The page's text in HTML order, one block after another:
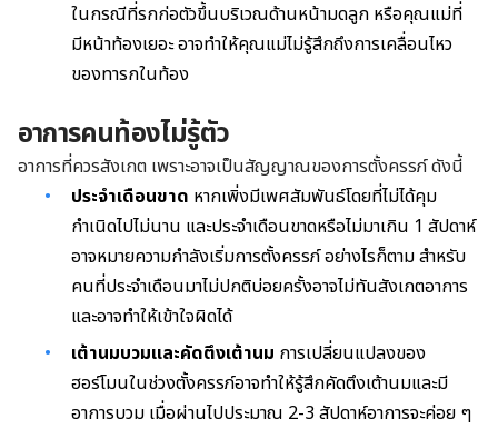
ในกรณีที่รกก่อตัวขึ้นบริเวณด้านหน้ามดลูก หรือคุณแม่ที่
มีหน้าท้องเยอะอาจทำให้คุณแม่ไม่รู้สึกถึงการเคลื่อนไหว
ของทารกในท้อง
อาการคนท้องไม่รู้ตัว
อาการที่ควรสังเกต เพราะอาจเป็นสัญญาณของการตั้งครรภ์ ดังนี้
ประจำเดือนขาด หากเพิ่งมีเพศสัมพันธ์โดยที่ไม่ได้คุม
กำเนิดไปไม่นาน และประจำเดือนขาดหรือไม่มาเกิน 1 สัปดาห์
อาจหมายความกำลังเริ่มการตั้งครรภ์ อย่างไรก็ตาม สำหรับ
คนที่ประจำเดือนมาไม่ปกติบ่อยครั้งอาจไม่ทันสังเกตอาการ
และอาจทำให้เข้าใจผิดได้
เต้านมบวมและคัดตึงเต้านม การเปลี่ยนแปลงของ
ฮอร์โมนในช่วงตั้งครรภ์อาจทำให้รู้สึกคัดตึงเต้านมและมี
อาการบวม เมื่อผ่านไปประมาณ 2-3 สัปดาห์อาการจะค่อย ๆ